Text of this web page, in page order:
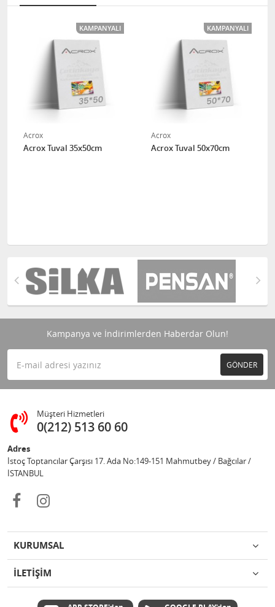
KAMPANYALI
Acrox
Acrox Tuval 35x50cm
KAMPANYALI
Acrox
Acrox Tuval 50x70cm
Kampanya ve İndirimlerden Haberdar Olun!
GÖNDER
Müşteri Hizmetleri
0(212) 513 60 60
Adres
İstoç Toptancılar Çarşısı 17. Ada No:149-151 Mahmutbey / Bağcılar /
İSTANBUL
KURUMSAL
İLETİŞİM